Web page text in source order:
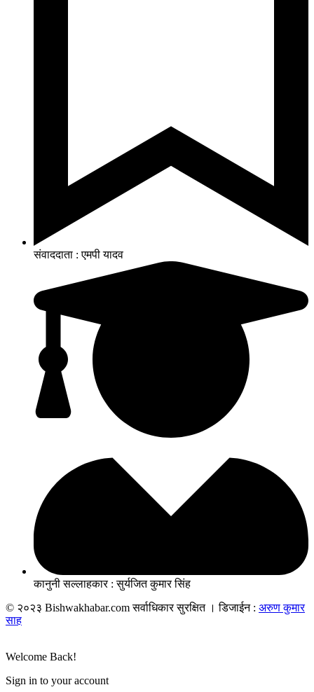
संवाददाता : एमपी यादव
कानुनी सल्लाहकार : सुर्यजित कुमार सिंह
© २०२३ Bishwakhabar.com सर्वाधिकार सुरक्षित । डिजाईन : अरुण कुमार
साह
Welcome Back!
Sign in to your account